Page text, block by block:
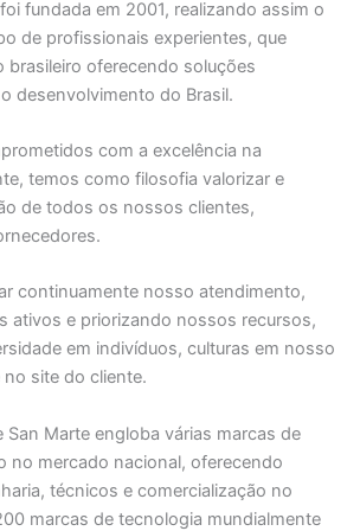
fundada em 2001, realizando assim o
de profissionais experientes, que
brasileiro oferecendo soluções
desenvolvimento do Brasil.
com a excelência na
temos como filosofia valorizar e
de todos os nossos clientes,
continuamente nosso atendimento,
ativos e priorizando nossos recursos,
em indivíduos, culturas em nosso
site do cliente.
San Marte engloba várias marcas de
no mercado nacional, oferecendo
técnicos e comercialização no
marcas de tecnologia mundialmente